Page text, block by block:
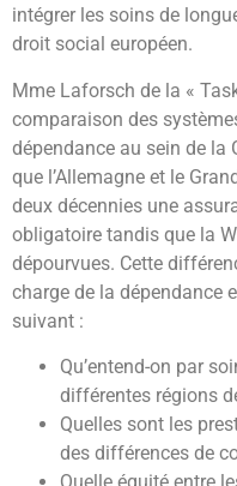
intégrer les soins de
droit social européen.
Mme Laforsch de la «
comparaison des
dépendance au sein de la
que l’Allemagne et le
deux décennies une
obligatoire tandis que la
dépourvues. Cette
charge de la dépendance
suivant :
Qu’entend-on par
différentes régions
Quelles sont les
des différences de